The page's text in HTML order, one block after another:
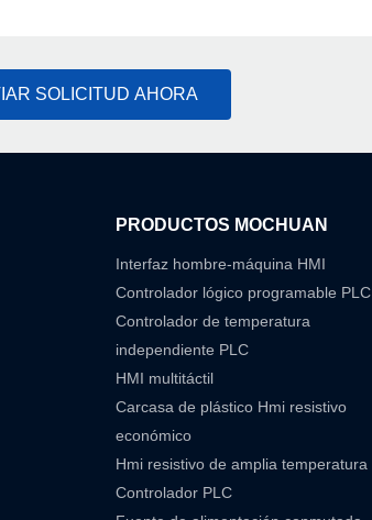
SOLICITUD AHORA
PRODUCTOS MOCHUAN
Interfaz hombre-máquina HMI
Controlador lógico programable PLC
Controlador de temperatura
independiente PLC
HMI multitáctil
Carcasa de plástico Hmi resistivo
económico
Hmi resistivo de amplia temperatura
Controlador PLC